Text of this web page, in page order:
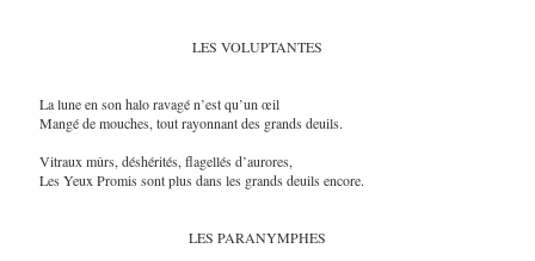
LES VOLUPTANTES
La lune en son halo ravagé n’est qu’un œil
Mangé de mouches, tout rayonnant des grands deuils.
Vitraux mûrs, déshérités, flagellés d’aurores,
Les Yeux Promis sont plus dans les grands deuils encore.
LES PARANYMPHES